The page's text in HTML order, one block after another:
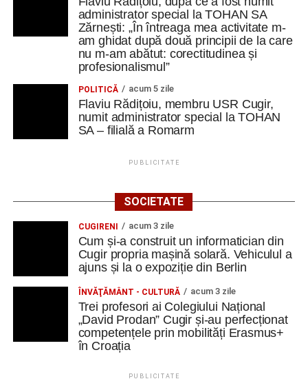
administrator special la TOHAN SA
Zărnești: „În întreaga mea activitate m-
am ghidat după două principii de la care
nu m-am abătut: corectitudinea și
profesionalismul”
POLITICĂ acum 5 zile
Flaviu Rădițoiu, membru USR Cugir,
numit administrator special la TOHAN
SA – filială a Romarm
PUBLICITATE
SOCIETATE
CUGIRENI acum 3 zile
Cum și-a construit un informatician din
Cugir propria mașină solară. Vehiculul a
ajuns și la o expoziție din Berlin
ÎNVĂŢĂMÂNT - CULTURĂ acum 3 zile
Trei profesori ai Colegiului Național
„David Prodan” Cugir și-au perfecționat
competențele prin mobilități Erasmus+
în Croația
PUBLICITATE